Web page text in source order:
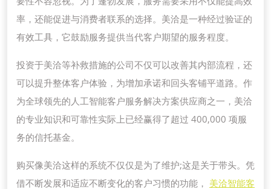
率，还能促进与消费者联系的选择。美洽是一种经过验证的
有效工具，它鼓励服务提供当代客户期望的服务程度。
投资于美洽等补救措施的公司不仅可以改善其内部流程，还
可以提升整体客户体验，为增加承诺和回头客铺平道路。作
为全球领先的人工智能客户服务解决方案供应商之一，美洽
的专业知识和可靠性实际上已经赢得了超过 400,000 项服
务的信托基金。
购买像美洽这样的系统不仅仅是为了维护;这是关于带头。凭
借不断发展和适应不断变化的客户习惯的功能， 美洽智能客